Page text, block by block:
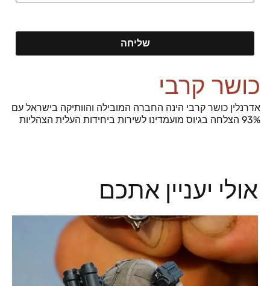
שליחה
כושר קרבי
אדרנלין כושר קרבי הינה החברה המובילה והוותיקה בישראל עם
93% הצלחה בגיוס מועמדינו לשירות ביחידות העלית הצהליות
אולי יעניין אתכם